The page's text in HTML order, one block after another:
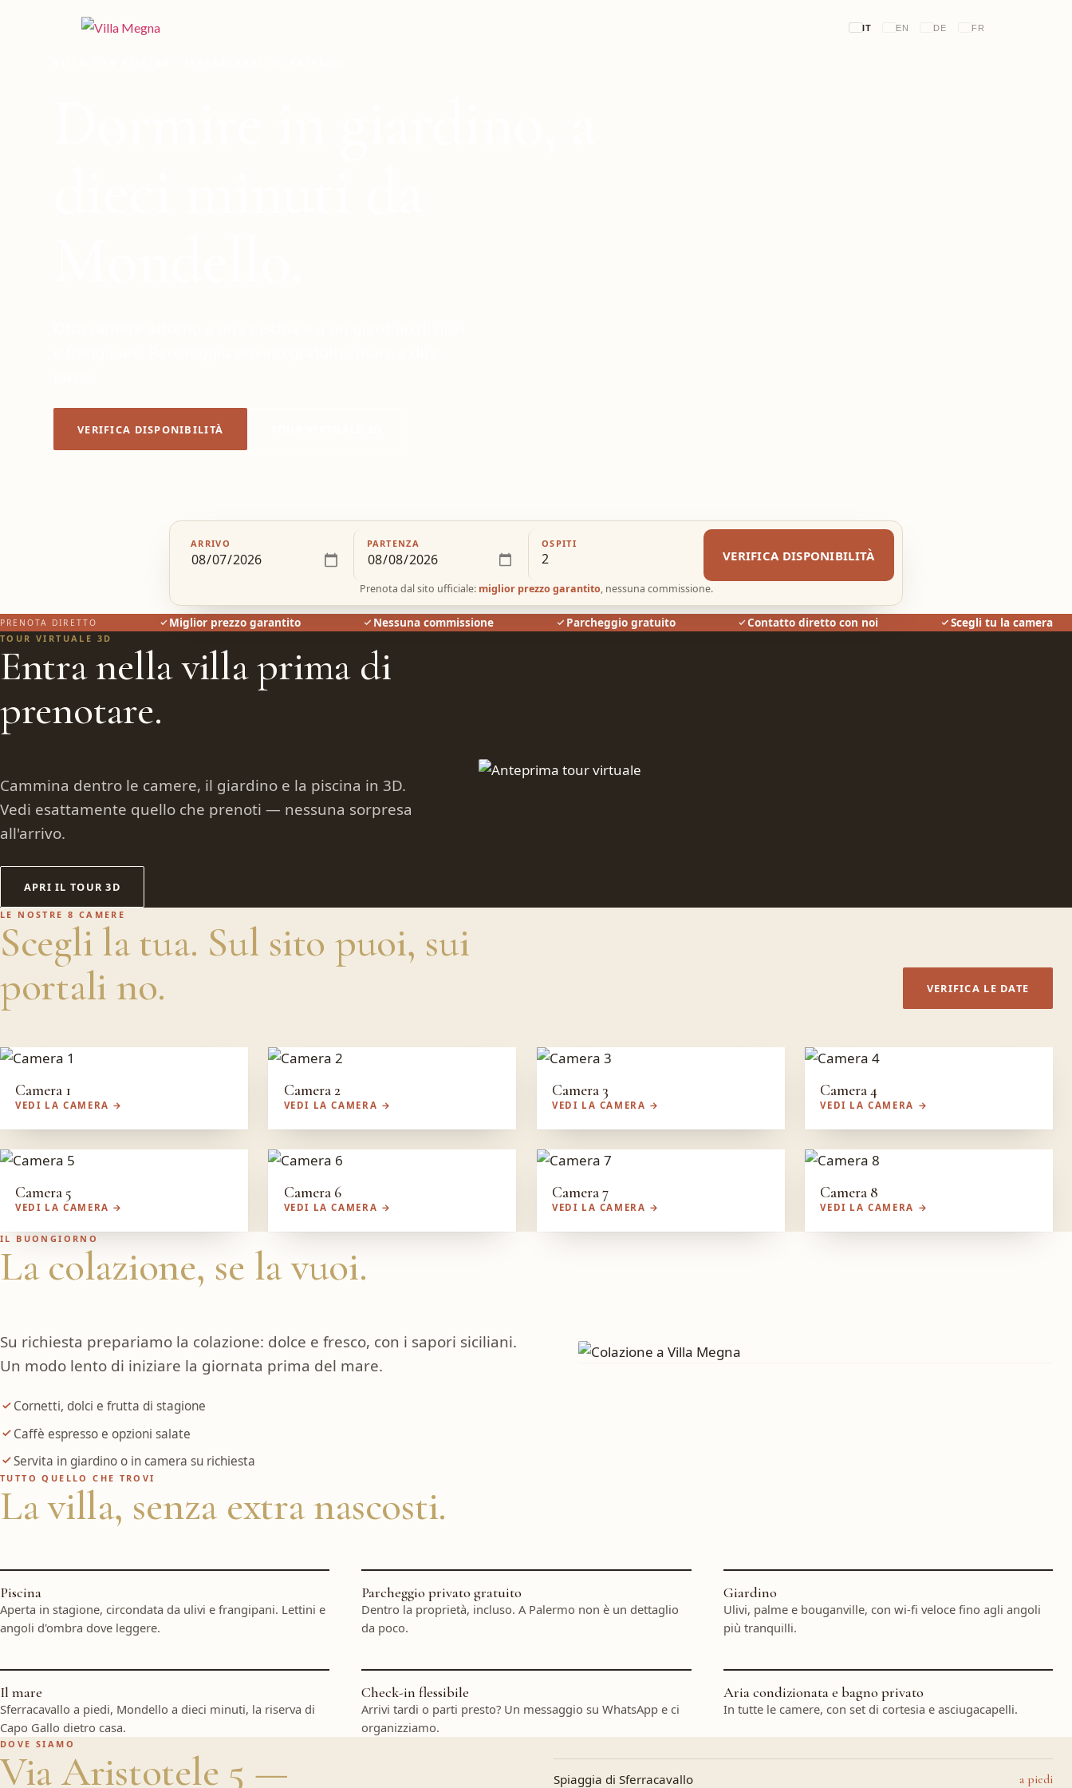
IT EN DE FR
VERIFICA DISPONIBILITÀ
ARRIVO PARTENZA OSPITI
VERIFICA DISPONIBILITÀ
Prenota dal sito ufficiale: miglior prezzo garantito, nessuna commissione.
PRENOTA DIRETTO Miglior prezzo garantito Nessuna commissione Parcheggio gratuito Contatto diretto con noi Scegli tu la camera
TOUR VIRTUALE 3D
Entra nella villa prima di
prenotare.
Cammina dentro le camere, il giardino e la piscina in 3D.
Vedi esattamente quello che prenoti — nessuna sorpresa
all'arrivo.
APRI IL TOUR 3D
LE NOSTRE 8 CAMERE
Scegli la tua. Sul sito puoi, sui
portali no.
VERIFICA LE DATE
Camera 1
VEDI LA CAMERA →
Camera 2
VEDI LA CAMERA →
Camera 3
VEDI LA CAMERA →
Camera 4
VEDI LA CAMERA →
Camera 5
VEDI LA CAMERA →
Camera 6
VEDI LA CAMERA →
Camera 7
VEDI LA CAMERA →
Camera 8
VEDI LA CAMERA →
IL BUONGIORNO
La colazione, se la vuoi.
Su richiesta prepariamo la colazione: dolce e fresco, con i sapori siciliani.
Un modo lento di iniziare la giornata prima del mare.
Cornetti, dolci e frutta di stagione
Caffè espresso e opzioni salate
Servita in giardino o in camera su richiesta
TUTTO QUELLO CHE TROVI
La villa, senza extra nascosti.
Piscina
Aperta in stagione, circondata da ulivi e frangipani. Lettini e
angoli d'ombra dove leggere.
Parcheggio privato gratuito
Dentro la proprietà, incluso. A Palermo non è un dettaglio
da poco.
Giardino
Ulivi, palme e bouganville, con wi-fi veloce fino agli angoli
più tranquilli.
Il mare
Sferracavallo a piedi, Mondello a dieci minuti, la riserva di
Capo Gallo dietro casa.
Check-in flessibile
Arrivi tardi o parti presto? Un messaggio su WhatsApp e ci
organizziamo.
Aria condizionata e bagno privato
In tutte le camere, con set di cortesia e asciugacapelli.
DOVE SIAMO
Via Aristotele 5 —
Spiaggia di Sferracavallo a piedi